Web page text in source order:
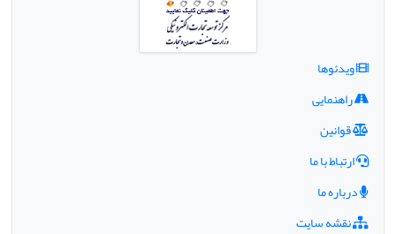
ویدئوها
راهنمایی
قوانین
ارتباط با ما
درباره ما
نقشه سایت